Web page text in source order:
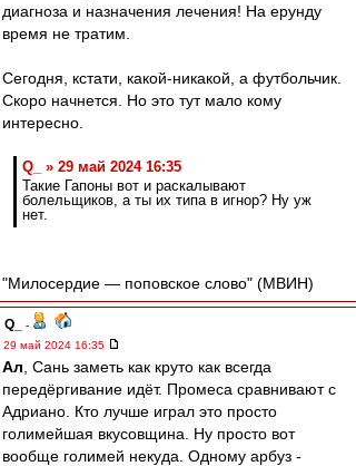
диагноза и назначения лечения! На ерунду
время не тратим.
Сегодня, кстати, какой-никакой, а футбольчик.
Скоро начнется. Но это тут мало кому
интересно.
Q_ » 29 май 2024 16:35
Такие Гапоны вот и раскалывают
болельщиков, а ты их типа в игнор? Ну уж
нет.
"Милосердие — поповское слово" (МВИН)
Q_
-
29 май 2024 16:35
Ал , Сань заметь как круто как всегда
передёргивание идёт. Промеса сравнивают с
Адриано. Кто лучше играл это просто
голимейшая вкусовщина. Ну просто вот
вообще голимей некуда. Одному арбуз -